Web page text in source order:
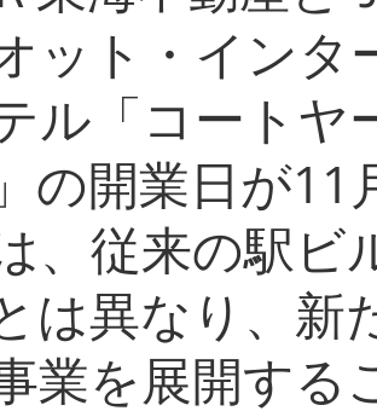
ット・インタ
ル「コートヤ
の開業日が11
、従来の駅ビ
は異なり、新
業を展開する